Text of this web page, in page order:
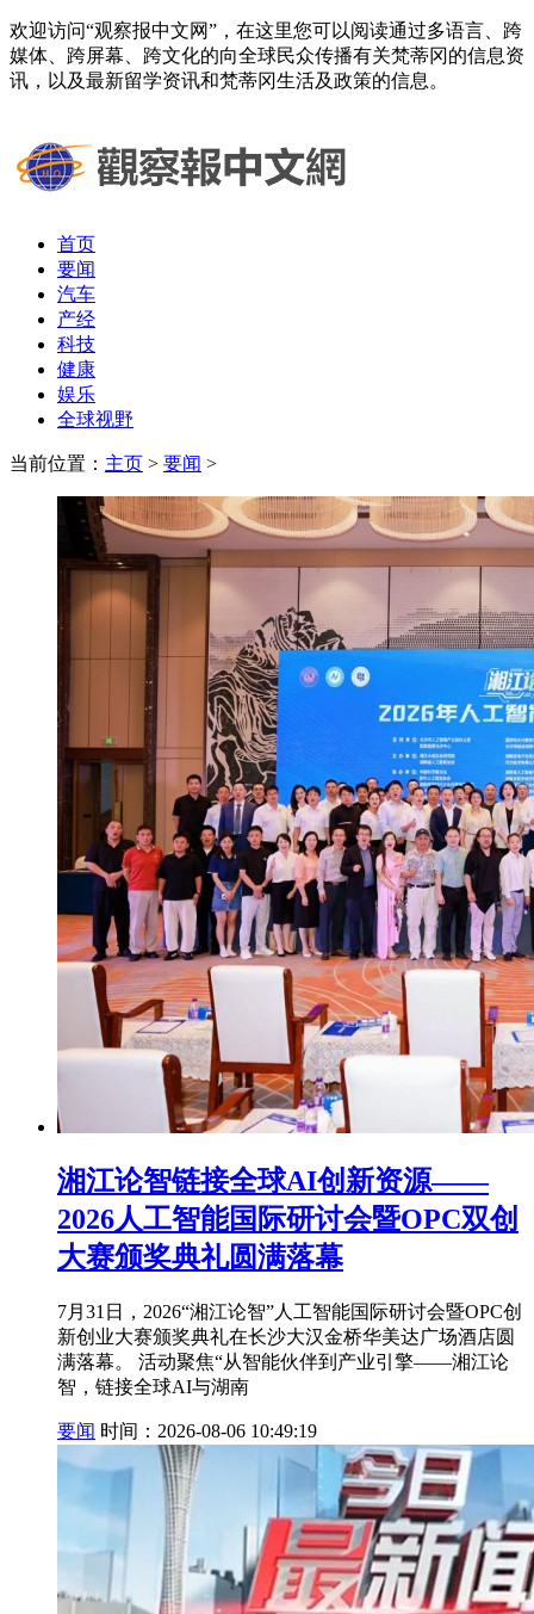
欢迎访问“观察报中文网”，在这里您可以阅读通过多语言、跨
媒体、跨屏幕、跨文化的向全球民众传播有关梵蒂冈的信息资
讯，以及最新留学资讯和梵蒂冈生活及政策的信息。
首页
要闻
汽车
产经
科技
健康
娱乐
全球视野
当前位置： 主页 > 要闻 >
湘江论智链接全球AI创新资源——
2026人工智能国际研讨会暨OPC双创
大赛颁奖典礼圆满落幕
7月31日，2026“湘江论智”人工智能国际研讨会暨OPC创
新创业大赛颁奖典礼在长沙大汉金桥华美达广场酒店圆
满落幕。 活动聚焦“从智能伙伴到产业引擎——湘江论
智，链接全球AI与湖南
要闻 时间：2026-08-06 10:49:19